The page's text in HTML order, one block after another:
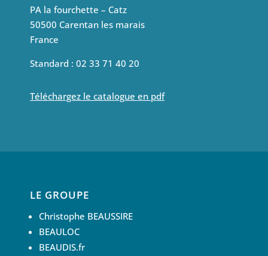
PA la fourchette – Catz
50500 Carentan les marais
France
Standard : 02 33 71 40 20
Téléchargez le catalogue en pdf
LE GROUPE
Christophe BEAUSSIRE
BEAULOC
BEAUDIS.fr